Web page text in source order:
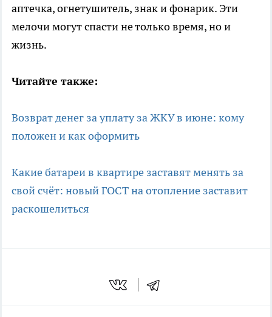
аптечка, огнетушитель, знак и фонарик. Эти
мелочи могут спасти не только время, но и
жизнь.
Читайте также:
Возврат денег за уплату за ЖКУ в июне: кому
положен и как оформить
Какие батареи в квартире заставят менять за
свой счёт: новый ГОСТ на отопление заставит
раскошелиться